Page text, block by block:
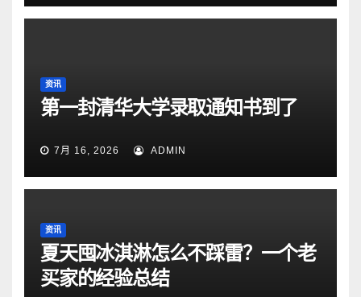
资讯
第一封清华大学录取通知书到了
7月 16, 2026 ADMIN
资讯
夏天囤冰淇淋怎么不踩雷？一个老
买家的经验总结